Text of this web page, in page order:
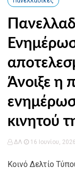
Άνοιξε η
κινητού
ΔΛ 16 Ιουνίου, 2026
Κοινό Δελτίο